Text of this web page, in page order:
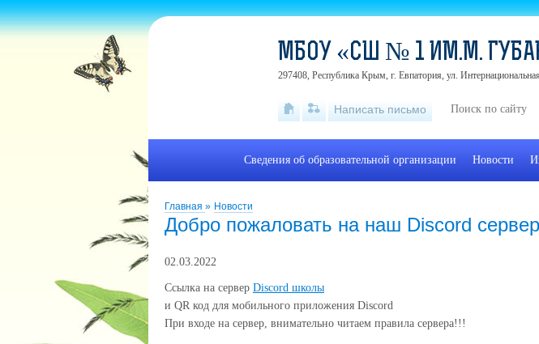
Главная » Новости
Добро пожаловать на наш Discord
02.03.2022
Ссылка на сервер Discord школы
и QR код для мобильного приложения Discord
При входе на сервер, внимательно читаем правила сервера!!!
МБОУ «СШ № 1 ИМ.М.
297408, Республика Крым, г. Евпатория, ул.
Написать письмо
Сведения об образовательной организации Новости